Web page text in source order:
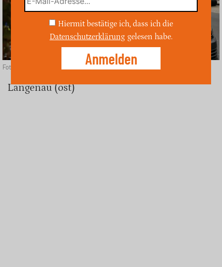
Foto: unsplash
Langenau (ost)
Hiermit bestätige ich, dass ich die
Datenschutzerklärung gelesen habe.